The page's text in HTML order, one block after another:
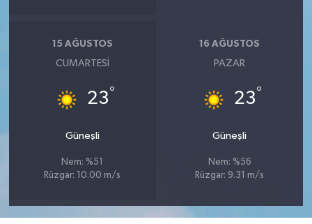
15 AĞUSTOS
CUMARTESI
23°
Güneşli
Nem: %51
Rüzgar: 10.00 m/s
16 AĞUSTOS
PAZAR
23°
Güneşli
Nem: %56
Rüzgar: 9.31 m/s